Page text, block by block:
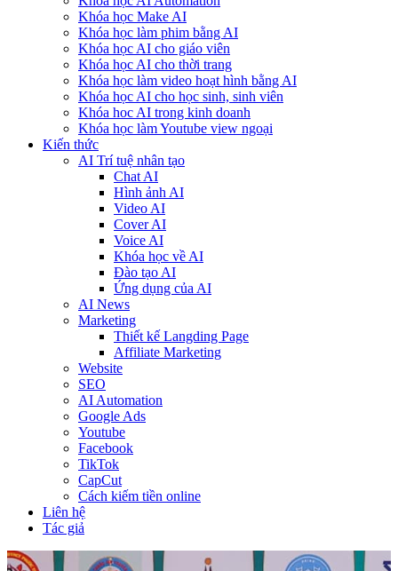
Khóa học Make AI
Khóa học làm phim bằng AI
Khóa học AI cho giáo viên
Khóa học AI cho thời trang
Khóa học làm video hoạt hình bằng AI
Khóa học AI cho học sinh, sinh viên
Khóa hoc AI trong kinh doanh
Khóa học làm Youtube view ngoại
Kiến thức
AI Trí tuệ nhân tạo
Chat AI
Hình ảnh AI
Video AI
Cover AI
Voice AI
Khóa học về AI
Đào tạo AI
Ứng dụng của AI
AI News
Marketing
Thiết kế Langding Page
Affiliate Marketing
Website
SEO
AI Automation
Google Ads
Youtube
Facebook
TikTok
CapCut
Cách kiếm tiền online
Liên hệ
Tác giả